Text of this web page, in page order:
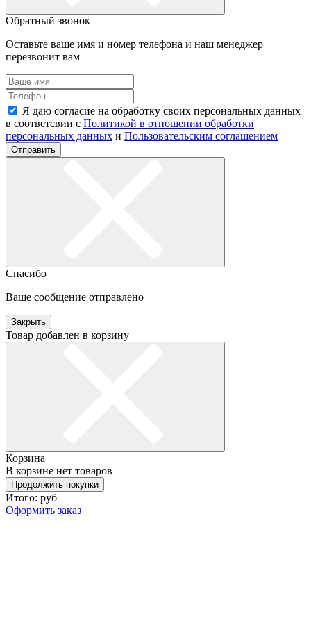
Обратный звонок
Оставьте ваше имя и номер телефона и наш менеджер
перезвонит вам
Я даю согласие на обработку своих персональных данных
в соответсвии с Политикой в отношении обработки
персональных данных и Пользовательским соглашением
Отправить
Спасибо
Ваше сообщение отправлено
Закрыть
Товар добавлен в корзину
Корзина
В корзине нет товаров
Продолжить покупки
Итого: руб
Оформить заказ